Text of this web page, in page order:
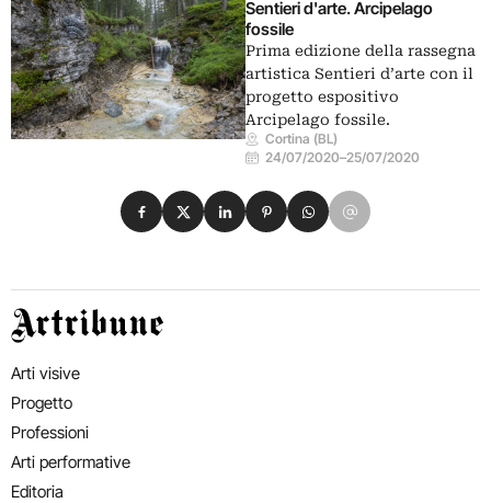
Sentieri d'arte. Arcipelago
fossile
Prima edizione della rassegna
artistica Sentieri d’arte con il
progetto espositivo
Arcipelago fossile.
Cortina (BL)
24/07/2020–25/07/2020
Condividi su Facebook
Condividi su X
Condividi su LinkedIn
Condividi su Pinterest
Condividi su WhatsApp
Condividi su Email
Artribune
Arti visive
Progetto
Professioni
Arti performative
Editoria